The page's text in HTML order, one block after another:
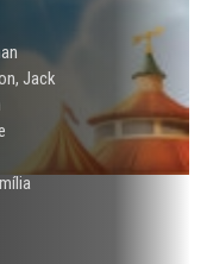
Jack